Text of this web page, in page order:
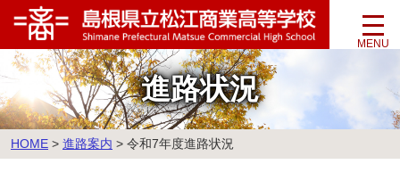
このページの本文へ
進路状況
こ
の
HOME > 進路案内 > 令和7年度進路状況